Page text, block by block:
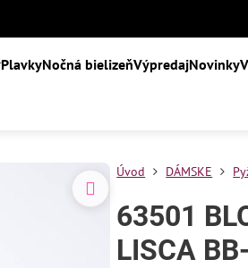
PlavkyNočná bielizeňVýpredajNovinky
Úvod DÁMSKE
63501
LISCA